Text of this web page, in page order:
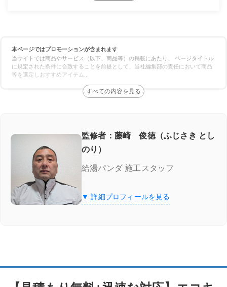
保証の比較
エコキュート専門業者の選び方！ここをチェック
良心価格＆追加費用なし
認定資格の有無
【見積もり無料+迅速な対応】エコキュート交換業者を2社厳選！
本ページではプロモーションが含まれます
当サイトでは商品やサービス（以下、商品等）の掲載にあたり、 ページタイトル
に規定された条件に合致することを前提として、当社編集部の責任において商品
等を選定しおすすめアイテム
監修者：藤崎 俊徳（ふじさき とし
のり）
給湯パンダ 施工スタッフ
▼ 詳細プロフィールを見る